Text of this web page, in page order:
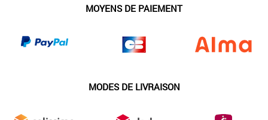
MOYENS DE PAIEMENT
MODES DE LIVRAISON